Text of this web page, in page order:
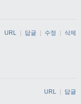
URL 답글 수정 삭제
URL 답글